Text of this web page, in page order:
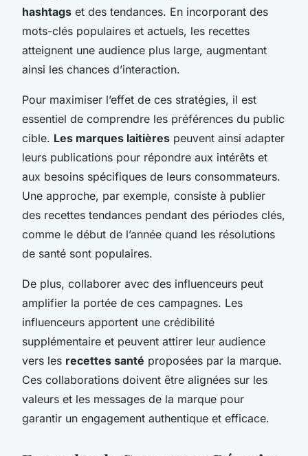
hashtags et des tendances. En incorporant des
mots-clés populaires et actuels, les recettes
atteignent une audience plus large, augmentant
ainsi les chances d’interaction.
Pour maximiser l’effet de ces stratégies, il est
essentiel de comprendre les préférences du public
cible. Les marques laitières peuvent ainsi adapter
leurs publications pour répondre aux intérêts et
aux besoins spécifiques de leurs consommateurs.
Une approche, par exemple, consiste à publier
des recettes tendances pendant des périodes clés,
comme le début de l’année quand les résolutions
de santé sont populaires.
De plus, collaborer avec des influenceurs peut
amplifier la portée de ces campagnes. Les
influenceurs apportent une crédibilité
supplémentaire et peuvent attirer leur audience
vers les recettes santé proposées par la marque.
Ces collaborations doivent être alignées sur les
valeurs et les messages de la marque pour
garantir un engagement authentique et efficace.